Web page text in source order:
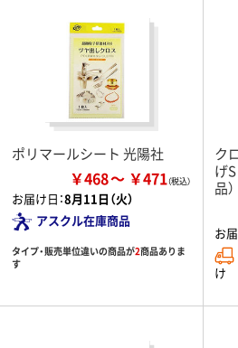
ポリマールシート 光陽社
￥468 ￥471
お届け日：8月11日（火）
アスクル在庫商品
タイプ・販売単位違いの商品が2商品ありま
す
ク
げ
品）
お
け